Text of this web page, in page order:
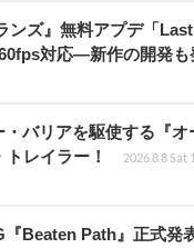
ンズ』無料アプデ「
対応―新作の開発も
バリアを駆使する『
レイラー！
2026.8.8 Sat
『Beaten Path』正式